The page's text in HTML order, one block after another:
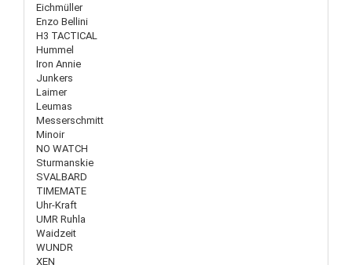
Eichmüller
Enzo Bellini
H3 TACTICAL
Hummel
Iron Annie
Junkers
Laimer
Leumas
Messerschmitt
Minoir
NO WATCH
Sturmanskie
SVALBARD
TIMEMATE
Uhr-Kraft
UMR Ruhla
Waidzeit
WUNDR
XEN